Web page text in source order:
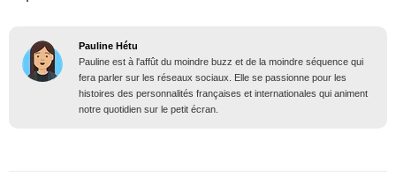
Pauline Hétu
Pauline est à l'affût du moindre buzz et de la moindre séquence qui
fera parler sur les réseaux sociaux. Elle se passionne pour les
histoires des personnalités françaises et internationales qui animent
notre quotidien sur le petit écran.